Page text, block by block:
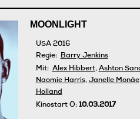
MOONLIGHT
USA 2016
Regie:Barry Jenkins
Mit: Alex Hibbert,Ashton
Naomie Harris,Janelle Monáe
Holland
Kinostart Ö: 10.03.2017